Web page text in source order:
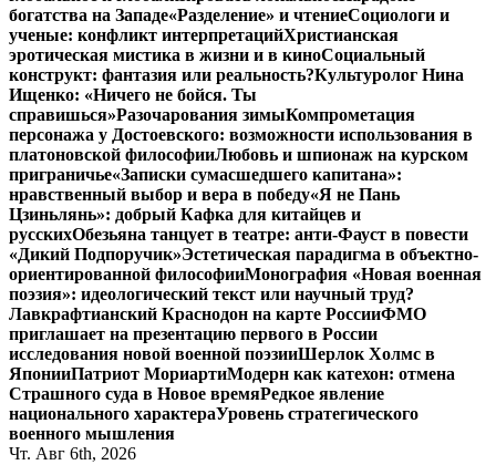
богатства на Западе«Разделение» и чтениеСоциологи и
ученые: конфликт интерпретацийХристианская
эротическая мистика в жизни и в киноСоциальный
конструкт: фантазия или реальность?Культуролог Нина
Ищенко: «Ничего не бойся. Ты
справишься»Разочарования зимыКомпрометация
персонажа у Достоевского: возможности использования в
платоновской философииЛюбовь и шпионаж на курском
приграничье«Записки сумасшедшего капитана»:
нравственный выбор и вера в победу«Я не Пань
Цзиньлянь»: добрый Кафка для китайцев и
русскихОбезьяна танцует в театре: анти-Фауст в повести
«Дикий Подпоручик»Эстетическая парадигма в объектно-
ориентированной философииМонография «Новая военная
поэзия»: идеологический текст или научный труд?
Лавкрафтианский Краснодон на карте РоссииФМО
приглашает на презентацию первого в России
исследования новой военной поэзииШерлок Холмс в
ЯпонииПатриот МориартиМодерн как катехон: отмена
Страшного суда в Новое времяРедкое явление
национального характераУровень стратегического
военного мышления
Чт. Авг 6th, 2026